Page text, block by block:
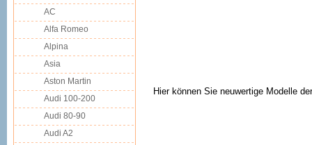
Hier können Sie neuwertige Modelle
AC
Alfa Romeo
Alpina
Asia
Aston Martin
Audi 100-200
Audi 80-90
Audi A2